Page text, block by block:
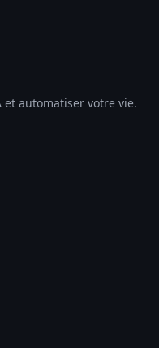
automatiser votre vie.